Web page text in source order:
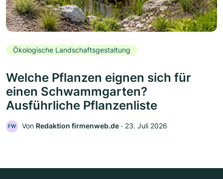
Ökologische Landschaftsgestaltung
Welche Pflanzen eignen sich für
einen Schwammgarten?
Ausführliche Pflanzenliste
FW Von Redaktion firmenweb.de ‧ 23. Juli 2026